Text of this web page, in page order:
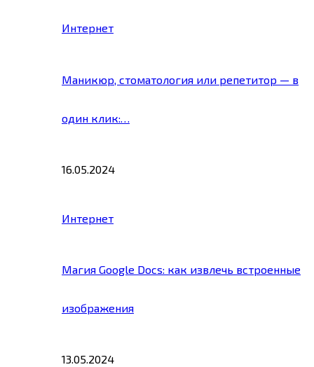
Интернет
Маникюр, стоматология или репетитор — в
один клик:…
16.05.2024
Интернет
Магия Google Docs: как извлечь встроенные
изображения
13.05.2024